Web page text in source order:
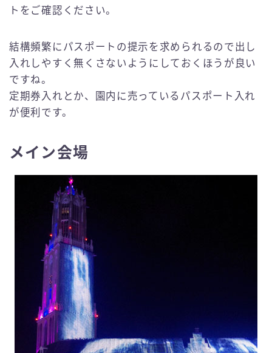
トをご確認ください。
結構頻繁にパスポートの提示を求められるので出し
入れしやすく無くさないようにしておくほうが良い
ですね。
定期券入れとか、園内に売っているパスポート入れ
が便利です。
メイン会場